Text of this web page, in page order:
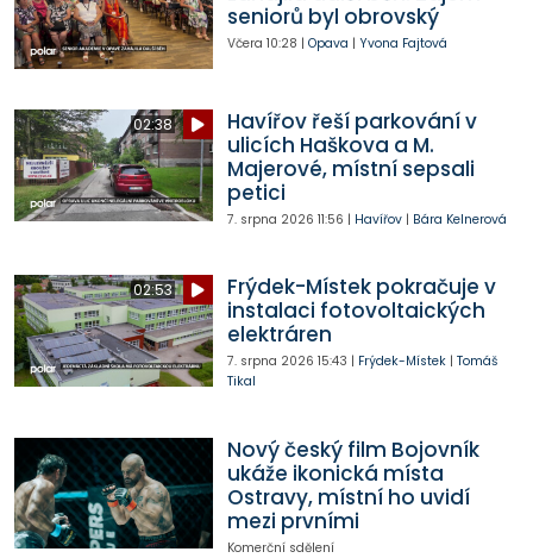
seniorů byl obrovský
Včera 10:28 | Opava | Yvona Fajtová
02:38
Havířov řeší parkování v
ulicích Haškova a M.
Majerové, místní sepsali
petici
7. srpna 2026 11:56 | Havířov| Bára Kelnerová
02:53
Frýdek-Místek pokračuje v
instalaci fotovoltaických
elektráren
7. srpna 2026 15:43 | Frýdek-Místek| Tomáš
Tikal
Nový český film Bojovník
ukáže ikonická místa
Ostravy, místní ho uvidí
mezi prvními
Komerční sdělení